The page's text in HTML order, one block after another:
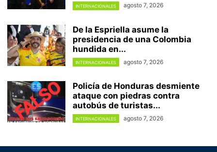
INTERNACIONALES agosto 7, 2026
De la Espriella asume la
presidencia de una Colombia
hundida en...
INTERNACIONALES agosto 7, 2026
Policía de Honduras desmiente
ataque con piedras contra
autobús de turistas...
INTERNACIONALES agosto 7, 2026